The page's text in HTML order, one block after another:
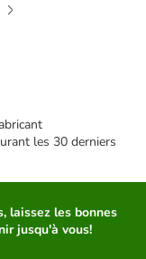
les 30 derniers
laissez les bonnes
jusqu'à vous!